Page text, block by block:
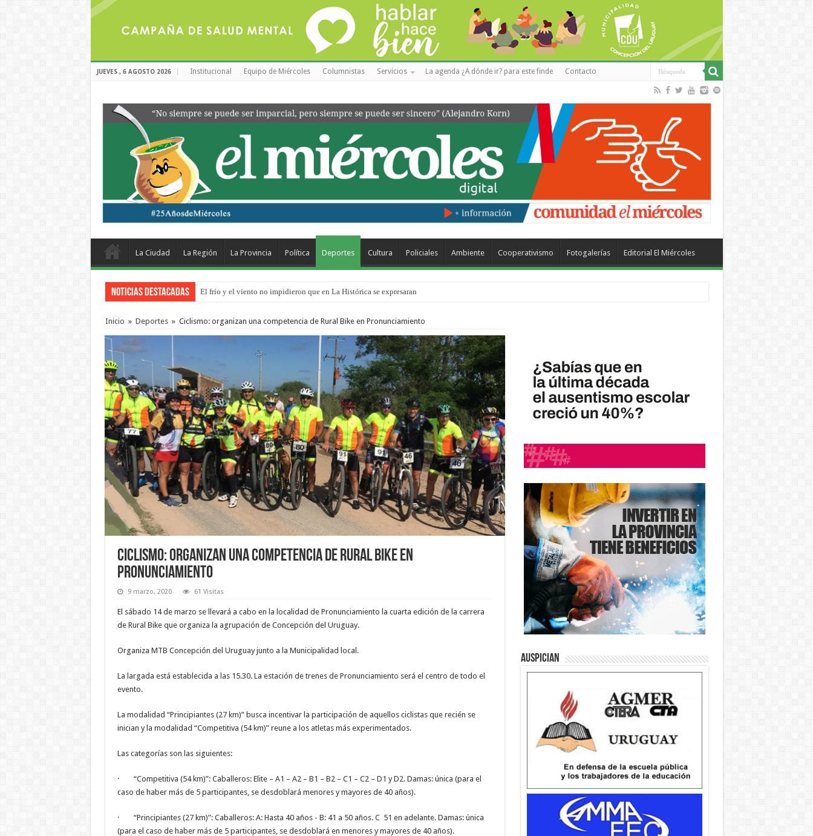
JUEVES , 6 AGOSTO 2026 Institucional Equipo de Miércoles Columnistas Servicios La agenda ¿A dónde ir? para este finde Contacto
La Ciudad La Región La Provincia Política Deportes Cultura Policiales Ambiente Cooperativismo Fotogalerías Editorial El Miércoles
Noticias Destacadas El frío y el viento no impidieron que en La Histórica se expresaran
Inicio » Deportes » Ciclismo: organizan una competencia de Rural Bike en Pronunciamiento
Ciclismo: organizan una competencia de Rural Bike en
Pronunciamiento
9 marzo, 2020 61 Visitas
El sábado 14 de marzo se llevará a cabo en la localidad de Pronunciamiento la cuarta edición de la carrera
de Rural Bike que organiza la agrupación de Concepción del Uruguay.
Organiza MTB Concepción del Uruguay junto a la Municipalidad local.
La largada está establecida a las 15.30. La estación de trenes de Pronunciamiento será el centro de todo el
evento.
La modalidad “Principiantes (27 km)” busca incentivar la participación de aquellos ciclistas que recién se
inician y la modalidad “Competitiva (54 km)” reune a los atletas más experimentados.
Las categorías son las siguientes:
· “Competitiva (54 km)”: Caballeros: Elite – A1 – A2 – B1 – B2 – C1 – C2 – D1 y D2. Damas: única (para el
caso de haber más de 5 participantes, se desdoblará menores y mayores de 40 años).
· “Principiantes (27 km)”: Caballeros: A: Hasta 40 años - B: 41 a 50 años. C 51 en adelante. Damas: única
(para el caso de haber más de 5 participantes, se desdoblará en menores y mayores de 40 años).
Auspician